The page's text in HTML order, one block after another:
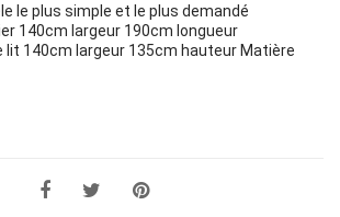
le plus simple et le plus demandé
140cm largeur 190cm longueur
lit 140cm largeur 135cm hauteur Matière